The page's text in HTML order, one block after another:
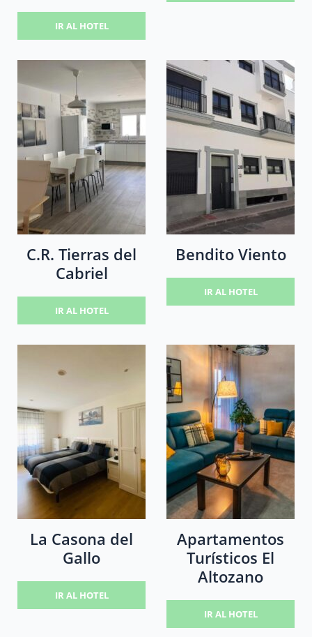
IR AL HOTEL
C.R. Tierras del
Cabriel
IR AL HOTEL
Bendito Viento
IR AL HOTEL
La Casona del
Gallo
IR AL HOTEL
Apartamentos
Turísticos El
Altozano
IR AL HOTEL